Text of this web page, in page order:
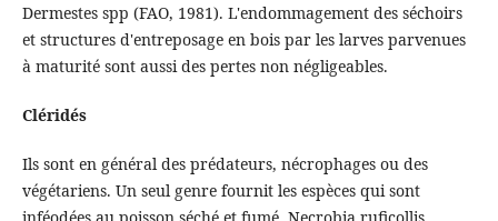
Dermestes spp (FAO, 1981). L'endommagement des séchoirs
et structures d'entreposage en bois par les larves parvenues
à maturité sont aussi des pertes non négligeables.
Cléridés
Ils sont en général des prédateurs, nécrophages ou des
végétariens. Un seul genre fournit les espèces qui sont